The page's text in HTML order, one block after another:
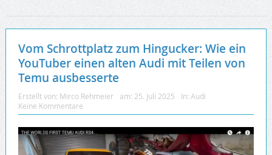
Vom Schrottplatz zum Hingucker: Wie ein
YouTuber einen alten Audi mit Teilen von
Temu ausbesserte
Erstellt von: Mirco Rehmeier am: 25. Juli 2025 In: Audi
Keine Kommentare